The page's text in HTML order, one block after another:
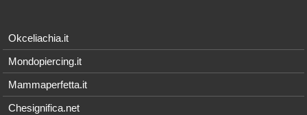
Okceliachia.it
Mondopiercing.it
Mammaperfetta.it
Chesignifica.net